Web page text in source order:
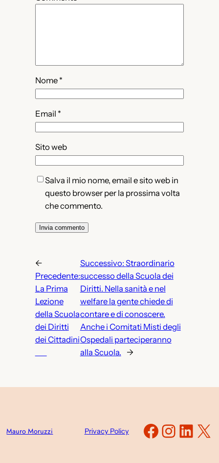
Nome *
Email *
Sito web
Salva il mio nome, email e sito web in
questo browser per la prossima volta
che commento.
←
Precedente:
La Prima
Lezione
della Scuola
dei Diritti
dei Cittadini
Successivo: Straordinario
successo della Scuola dei
Diritti. Nella sanità e nel
welfare la gente chiede di
contare e di conoscere.
Anche i Comitati Misti degli
Ospedali parteciperanno
alla Scuola.
→
Mauro Moruzzi Privacy Policy X